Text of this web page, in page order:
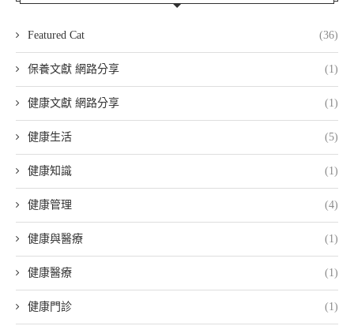
Featured Cat (36)
保養文獻 網路分享 (1)
健康文獻 網路分享 (1)
健康生活 (5)
健康知識 (1)
健康管理 (4)
健康與醫療 (1)
健康醫療 (1)
健康門診 (1)